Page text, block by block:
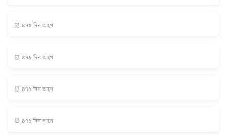
⏰ ৪৭৯ দিন আগে
⏰ ৪৭৯ দিন আগে
⏰ ৪৭৯ দিন আগে
⏰ ৪৭৯ দিন আগে